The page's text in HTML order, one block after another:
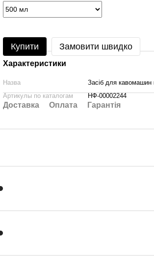
Купити Замовити швидко
Характеристики
Назва
Засіб для кавомашин
Артикулы по каталогам
НФ-00002244
Доставка Оплата Гарантія